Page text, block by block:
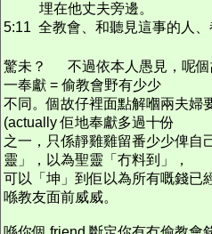
埋在他丈夫旁邊。
5:11 全教會、和聽見這事的人、
驚未？
不過依本人愚見，呢
一奉獻 = 偷教會野有少少
不同。個故仔裡面點解嗰兩夫婦
(actually 佢地奉獻多過十份
之一，只係靜雞雞留番少少俾自
靈」，以為聖靈「冇料到」，
可以「坤」到佢以為所有嘅錢已
喺教友面前威威。